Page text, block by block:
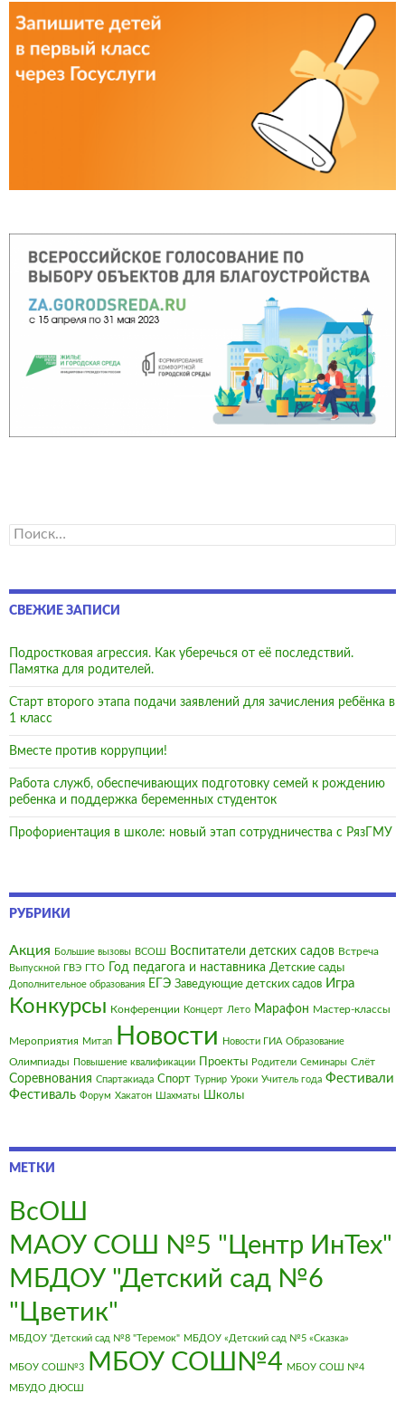
Найти:
СВЕЖИЕ ЗАПИСИ
Подростковая агрессия. Как уберечься от её последствий.
Памятка для родителей.
Старт второго этапа подачи заявлений для зачисления ребёнка в
1 класс
Вместе против коррупции!
Работа служб, обеспечивающих подготовку семей к рождению
ребенка и поддержка беременных студенток
Профориентация в школе: новый этап сотрудничества с РязГМУ
РУБРИКИ
Акция Большие вызовы ВСОШ Воспитатели детских садов Встреча
Выпускной ГВЭ ГТО Год педагога и наставника Детские сады
Дополнительное образования ЕГЭ Заведующие детских садов Игра
Конкурсы Конференции Концерт Лето Марафон Мастер-классы
Мероприятия Митап Новости Новости ГИА Образование
Олимпиады Повышение квалификации Проекты Родители Семинары Слёт
Соревнования Спартакиада Спорт Турнир Уроки Учитель года Фестивали
Фестиваль Форум Хакатон Шахматы Школы
МЕТКИ
ВсОШ
МАОУ СОШ №5 "Центр ИнТех"
МБДОУ "Детский сад №6
"Цветик"
МБДОУ "Детский сад №8 "Теремок" МБДОУ «Детский сад №5 «Сказка»
МБОУ СОШ№3 МБОУ СОШ№4 МБОУ СОШ №4
МБУДО ДЮСШ